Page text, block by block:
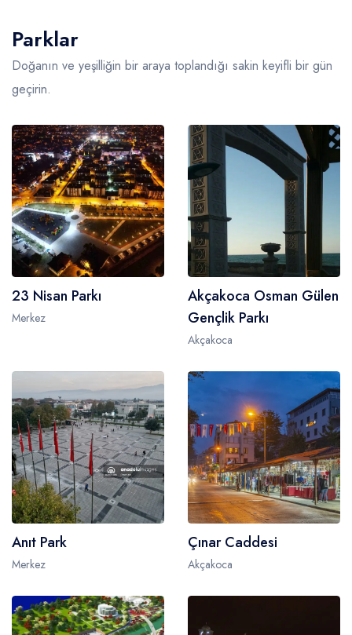
Parklar
Doğanın ve yeşilliğin bir araya toplandığı sakin keyifli bir gün
geçirin.
23 Nisan Parkı
Merkez
Akçakoca Osman Gülen
Gençlik Parkı
Akçakoca
Anıt Park
Merkez
Çınar Caddesi
Akçakoca